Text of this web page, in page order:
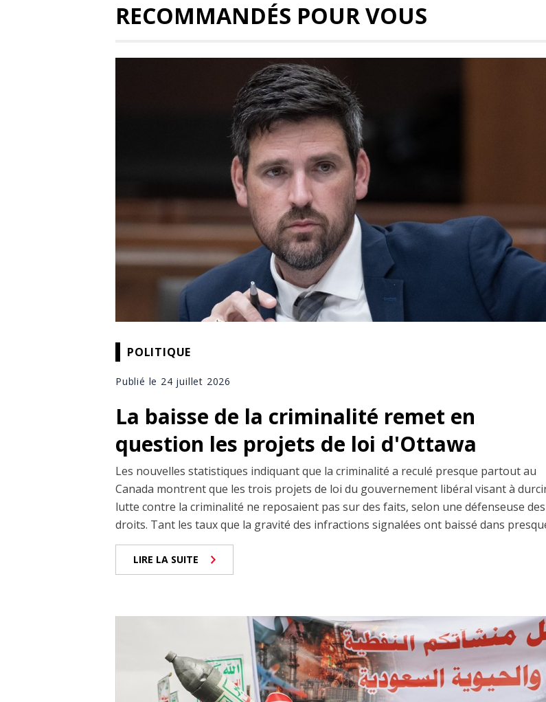
RECOMMANDÉS POUR VOUS
POLITIQUE
Publié le 24 juillet 2026
La baisse de la criminalité remet en
question les projets de loi d'Ottawa
Les nouvelles statistiques indiquant que la criminalité a reculé presque partout au
Canada montrent que les trois projets de loi du gouvernement libéral visant à
lutte contre la criminalité ne reposaient pas sur des faits, selon une défenseuse des
droits. Tant les taux que la gravité des infractions signalées ont baissé dans
LIRE LA SUITE